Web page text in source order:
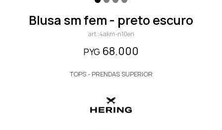
blusa sm fem - preto escuro
4akm-n10en
PYG 68.000
TOPS - PRENDAS SUPERIOR